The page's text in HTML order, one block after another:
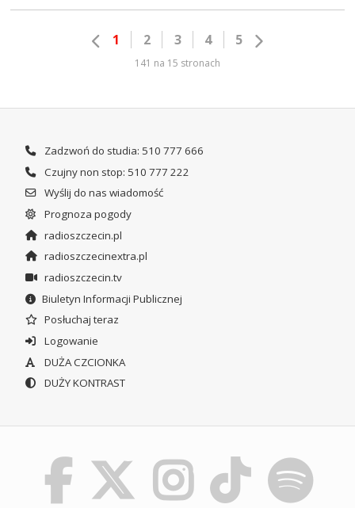
1 2 3 4 5
141 na 15 stronach
Zadzwoń do studia: 510 777 666
Czujny non stop: 510 777 222
Wyślij do nas wiadomość
Prognoza pogody
radioszczecin.pl
radioszczecinextra.pl
radioszczecin.tv
Biuletyn Informacji Publicznej
Posłuchaj teraz
Logowanie
DUŻA CZCIONKA
DUŻY KONTRAST